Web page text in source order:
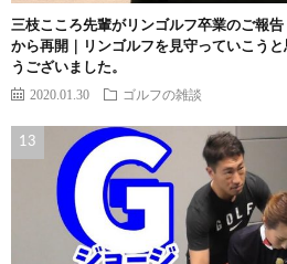
三枝こころ先輩がリンゴルフ卒業のご報
から再開｜リンゴルフを見守っていこう
うございました。
2020.01.30 ゴルフの雑談